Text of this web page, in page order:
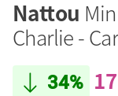
Nattou
Charlie -
34%